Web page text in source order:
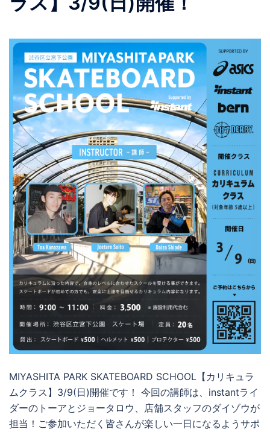
MIYASHITA PARK SKATEBOARD SCHOOL【カリキュラ
ムクラス】3/9(日)開催です！ 今回の講師は、instantライ
ダーのトーアとジョータロウ、店舗スタッフのダイゾウが
担当！ご参加いただく皆さんが楽しい一日になるようサポ